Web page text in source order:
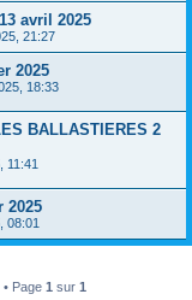
avril 2025
21:27
2025
18:33
BALLASTIERES 2
11:41
2025
08:01
Page 1 sur 1